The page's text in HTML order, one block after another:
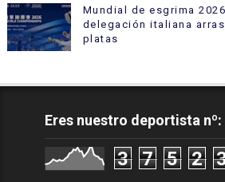
Mundial de esgrima
delegación italiana
platas
Eres nuestro deportista nº:
3 7 5 2